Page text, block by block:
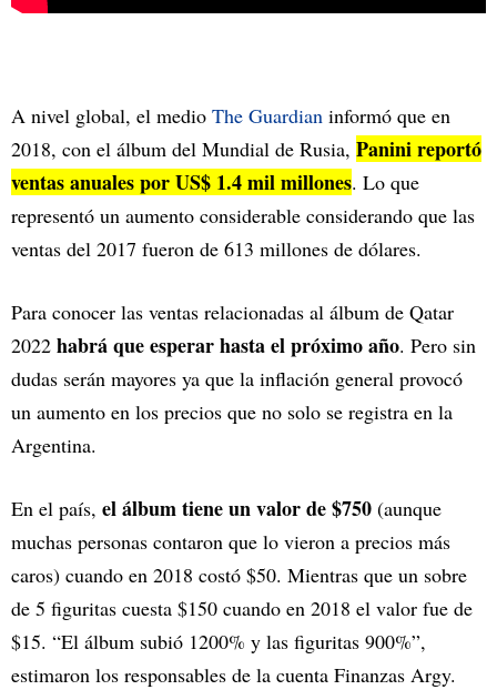
A nivel global, el medio The Guardian informó que en
2018, con el álbum del Mundial de Rusia, Panini reportó
ventas anuales por US$ 1.4 mil millones. Lo que
representó un aumento considerable considerando que las
ventas del 2017 fueron de 613 millones de dólares.
Para conocer las ventas relacionadas al álbum de Qatar
2022 habrá que esperar hasta el próximo año. Pero sin
dudas serán mayores ya que la inflación general provocó
un aumento en los precios que no solo se registra en la
Argentina.
En el país, el álbum tiene un valor de $750 (aunque
muchas personas contaron que lo vieron a precios más
caros) cuando en 2018 costó $50. Mientras que un sobre
de 5 figuritas cuesta $150 cuando en 2018 el valor fue de
$15. “El álbum subió 1200% y las figuritas 900%”,
estimaron los responsables de la cuenta Finanzas Argy.